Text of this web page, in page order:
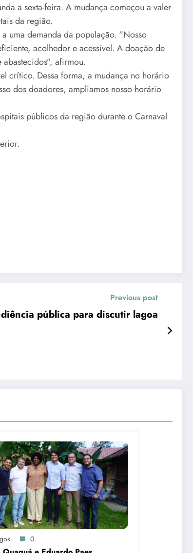
a sexta-feira. A mudança começou a valer
da região.
uma demanda da população. “Nosso
acolhedor e acessível. A doação de
afirmou.
crítico. Dessa forma, a mudança no horário
dos doadores, ampliamos nosso horário
públicos da região durante o Carnaval
Previous post
da Aldeia terá audiência pública para discutir lagoa
0